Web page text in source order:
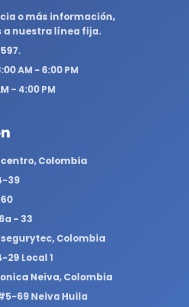
o más información,
nuestra línea fija.
AM - 6:00 PM
- 4:00 PM
Colombia
39
- 33
Colombia
29 Local 1
Neiva, Colombia
69 Neiva Huila